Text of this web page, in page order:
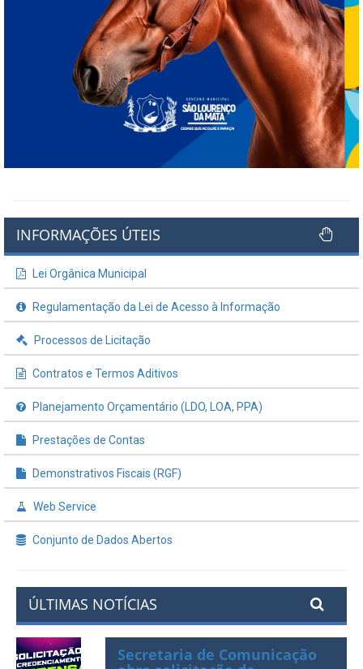
INFORMAÇÕES ÚTEIS
Lei Orgânica Municipal
Regulamentação da Lei de Acesso à Informação
Processos de Licitação
Contratos e Termos Aditivos
Planejamento Orçamentário (LDO, LOA, PPA)
Prestações de Contas
Demonstrativos Fiscais (RGF)
Web Service
ÚLTIMAS NOTÍCIAS